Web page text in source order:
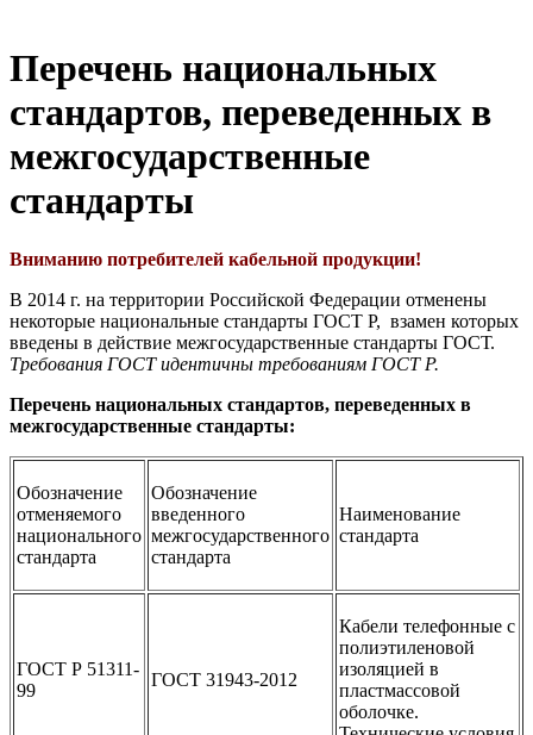
Перечень национальных
стандартов, переведенных в
межгосударственные
стандарты
Вниманию потребителей кабельной продукции!
В 2014 г. на территории Российской Федерации отменены
некоторые национальные стандарты ГОСТ Р, взамен которых
введены в действие межгосударственные стандарты ГОСТ.
Требования ГОСТ идентичны требованиям ГОСТ Р.
Перечень национальных стандартов, переведенных в
межгосударственные стандарты:
Обозначение
отменяемого
национального
стандарта
Обозначение
введенного
межгосударственного
стандарта
Наименование
стандарта
ГОСТ Р 51311-
99
ГОСТ 31943-2012
Кабели телефонные с
полиэтиленовой
изоляцией в
пластмассовой
оболочке.